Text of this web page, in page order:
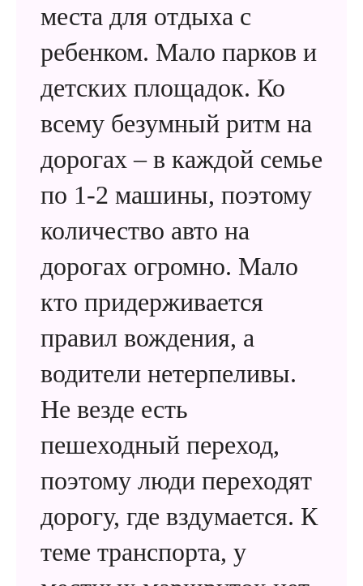
места для отдыха с
ребенком. Мало парков и
детских площадок. Ко
всему безумный ритм на
дорогах – в каждой семье
по 1-2 машины, поэтому
количество авто на
дорогах огромно. Мало
кто придерживается
правил вождения, а
водители нетерпеливы.
Не везде есть
пешеходный переход,
поэтому люди переходят
дорогу, где вздумается. К
теме транспорта, у